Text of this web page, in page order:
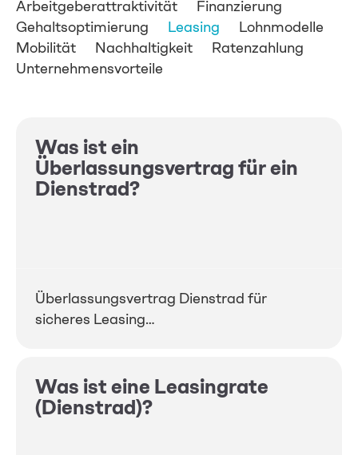
Arbeitgeberattraktivität
Finanzierung
Gehaltsoptimierung
Leasing
Lohnmodelle
Mobilität
Nachhaltigkeit
Ratenzahlung
Unternehmensvorteile
Was ist ein
Überlassungsvertrag für ein
Dienstrad?
Überlassungsvertrag Dienstrad für
sicheres Leasing…
Was ist eine Leasingrate
(Dienstrad)?